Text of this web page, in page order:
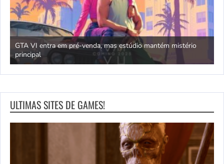
GTA VI entra em pré-venda, mas estúdio mantém mistério
principal
ULTIMAS SITES DE GAMES!